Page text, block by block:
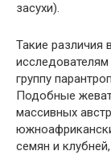
засухи).
Такие различия
группу
Подобные
массивных
семян и